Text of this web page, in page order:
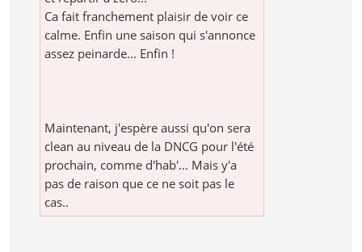
Ca fait franchement plaisir de voir ce
calme. Enfin une saison qui s'annonce
assez peinarde... Enfin !
Maintenant, j'espère aussi qu'on sera
clean au niveau de la DNCG pour l'été
prochain, comme d'hab'... Mais y'a
pas de raison que ce ne soit pas le
cas..